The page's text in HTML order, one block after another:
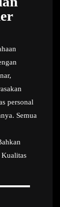
personal
Semua